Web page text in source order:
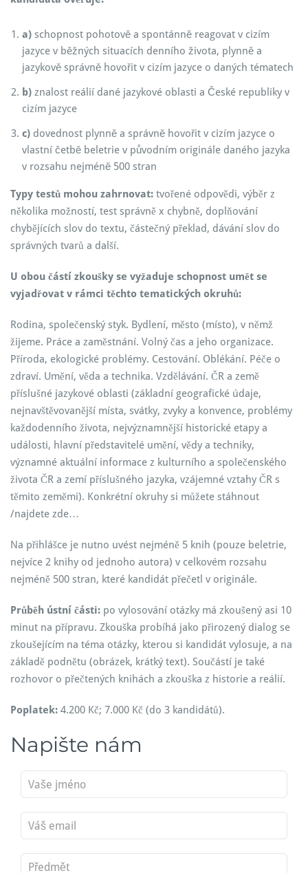
a) schopnost pohotově a spontánně reagovat v cizím
jazyce v běžných situacích denního života, plynně a
jazykově správně hovořit v cizím jazyce o daných tématech
b) znalost reálií dané jazykové oblasti a České republiky v
cizím jazyce
c) dovednost plynně a správně hovořit v cizím jazyce o
vlastní četbě beletrie v původním originále daného jazyka
v rozsahu nejméně 500 stran
Typy testů mohou zahrnovat: tvořené odpovědi, výběr z
několika možností, test správně x chybně, doplňování
chybějících slov do textu, částečný překlad, dávání slov do
správných tvarů a další.
U obou částí zkoušky se vyžaduje schopnost umět se
vyjadřovat v rámci těchto tematických okruhů:
Rodina, společenský styk. Bydlení, město (místo), v němž
žijeme. Práce a zaměstnání. Volný čas a jeho organizace.
Příroda, ekologické problémy. Cestování. Oblékání. Péče o
zdraví. Umění, věda a technika. Vzdělávání. ČR a země
příslušné jazykové oblasti (základní geografické údaje,
nejnavštěvovanější místa, svátky, zvyky a konvence, problémy
každodenního života, nejvýznamnější historické etapy a
události, hlavní představitelé umění, vědy a techniky,
významné aktuální informace z kulturního a společenského
života ČR a zemí příslušného jazyka, vzájemné vztahy ČR s
těmito zeměmi). Konkrétní okruhy si můžete stáhnout
/najdete zde…
Na přihlášce je nutno uvést nejméně 5 knih (pouze beletrie,
nejvíce 2 knihy od jednoho autora) v celkovém rozsahu
nejméně 500 stran, které kandidát přečetl v originále.
Průběh ústní části: po vylosování otázky má zkoušený asi 10
minut na přípravu. Zkouška probíhá jako přirozený dialog se
zkoušejícím na téma otázky, kterou si kandidát vylosuje, a na
základě podnětu (obrázek, krátký text). Součástí je také
rozhovor o přečtených knihách a zkouška z historie a reálií.
Poplatek: 4.200 Kč; 7.000 Kč (do 3 kandidátů).
Napište nám